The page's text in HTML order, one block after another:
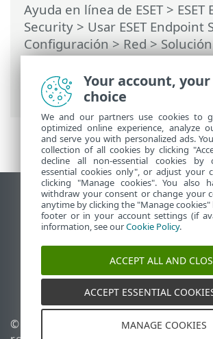
Ayuda en línea de ESET>
Security > Usar ESET Endpoint
Configuración>Red>
problemas con la protección
ESET> Registro y creación de
excepciones del registro
Ver sitio para ordenador
End of Life
Base de conocimiento de ESET
Foro de ESET
ESET Status Portal
Soporte técnico regional
© 1992 - 2026 ESET, spol. s
Your account,
choice
We and our partners use cookies to
optimized online experience, analyze
and serve you with personalized ads.
collection of all cookies by clicking
decline all non-essential cookies by
essential cookies only", or adjust your
clicking "Manage cookies". You also
withdraw your consent or change your
anytime by clicking the "Manage
footer or in your account settings (if
information, see ourCookie Policy.
ACCEPT ALL AND
ACCEPT ESSENTIAL
MANAGE COOKIES